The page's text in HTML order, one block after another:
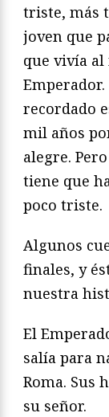
triste, más
joven que
que vivía
recordado
mil años
alegre.
tiene que
poco triste.
Algunos
finales, y
nuestra
El
salía para
Roma. Sus
su señor.